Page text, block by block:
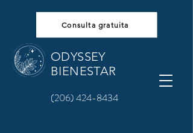
Consulta gratuita
ODYSSEY
BIENESTAR
(206) 424-8434